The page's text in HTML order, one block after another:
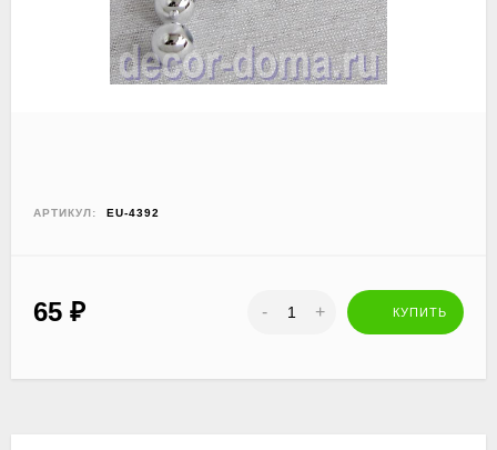
АРТИКУЛ: EU-4392
65 ₽ - + КУПИТЬ